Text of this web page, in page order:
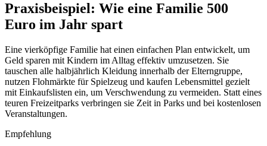
Praxisbeispiel: Wie eine Familie 500
Euro im Jahr spart
Eine vierköpfige Familie hat einen einfachen Plan entwickelt, um
Geld sparen mit Kindern im Alltag effektiv umzusetzen. Sie
tauschen alle halbjährlich Kleidung innerhalb der Elterngruppe,
nutzen Flohmärkte für Spielzeug und kaufen Lebensmittel gezielt
mit Einkaufslisten ein, um Verschwendung zu vermeiden. Statt eines
teuren Freizeitparks verbringen sie Zeit in Parks und bei kostenlosen
Veranstaltungen.
Empfehlung